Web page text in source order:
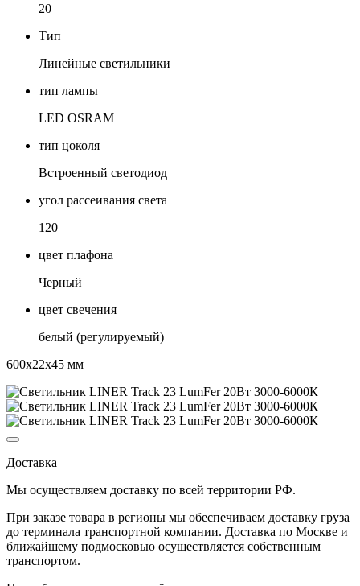
20
Тип
Линейные светильники
тип лампы
LED OSRAM
тип цоколя
Встроенный светодиод
угол рассеивания света
120
цвет плафона
Черный
цвет свечения
белый (регулируемый)
600х22х45 мм
Доставка
Мы осуществляем доставку по всей территории РФ.
При заказе товара в регионы мы обеспечиваем доставку груза
до терминала транспортной компании. Доставка по Москве и
ближайшему подмосковью осуществляется собственным
транспортом.